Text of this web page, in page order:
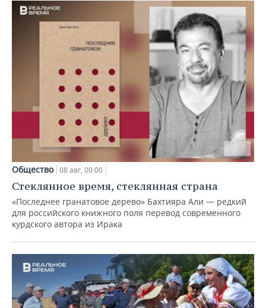
Общество 08 авг, 00:00
Стеклянное время, стеклянная страна
«Последнее гранатовое дерево» Бахтияра Али — редкий
для российского книжного поля перевод современного
курдского автора из Ирака